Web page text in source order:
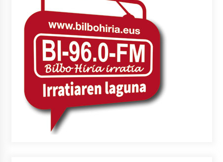
SOINUGELA: Paul McCartney eta Ringo Starr-en
lan berriak
2026/07/03
MUSIBLA #297: Bide, Boards Of Canada, Somak,
Tiga, Twisted Teens, Underscores, Habia
2026/07/02